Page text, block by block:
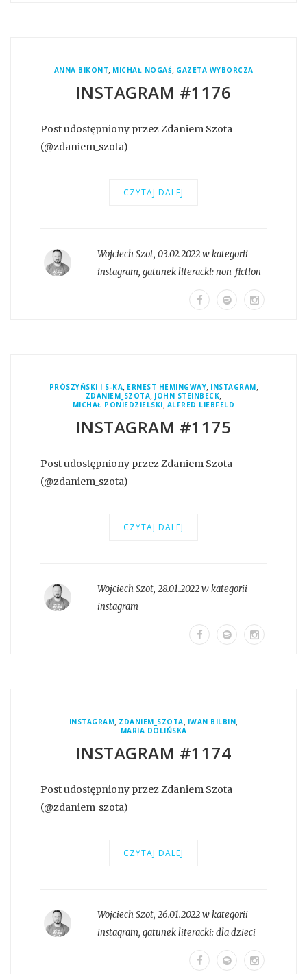
ANNA BIKONT, MICHAŁ NOGAŚ, GAZETA WYBORCZA
INSTAGRAM #1176
Post udostępniony przez Zdaniem Szota
(@zdaniem_szota)
CZYTAJ DALEJ
Wojciech Szot, 03.02.2022 w kategorii
instagram, gatunek literacki:non-fiction
PRÓSZYŃSKI I S-KA, ERNEST HEMINGWAY, INSTAGRAM,
ZDANIEM_SZOTA, JOHN STEINBECK,
MICHAŁ PONIEDZIELSKI, ALFRED LIEBFELD
INSTAGRAM #1175
Post udostępniony przez Zdaniem Szota
(@zdaniem_szota)
CZYTAJ DALEJ
Wojciech Szot, 28.01.2022 w kategorii
instagram
INSTAGRAM, ZDANIEM_SZOTA, IWAN BILBIN,
MARIA DOLIŃSKA
INSTAGRAM #1174
Post udostępniony przez Zdaniem Szota
(@zdaniem_szota)
CZYTAJ DALEJ
Wojciech Szot, 26.01.2022 w kategorii
instagram, gatunek literacki:dla dzieci